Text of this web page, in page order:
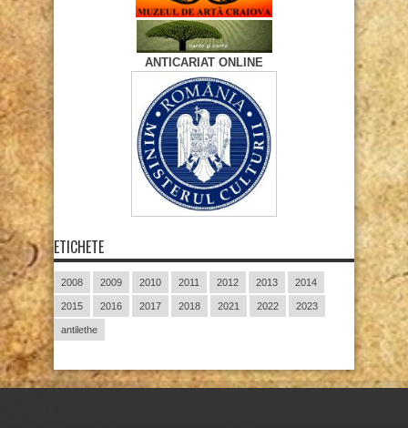
ANTICARIAT ONLINE
ETICHETE
2008 2009 2010 2011 2012 2013 2014
2015 2016 2017 2018 2021 2022 2023
antilethe